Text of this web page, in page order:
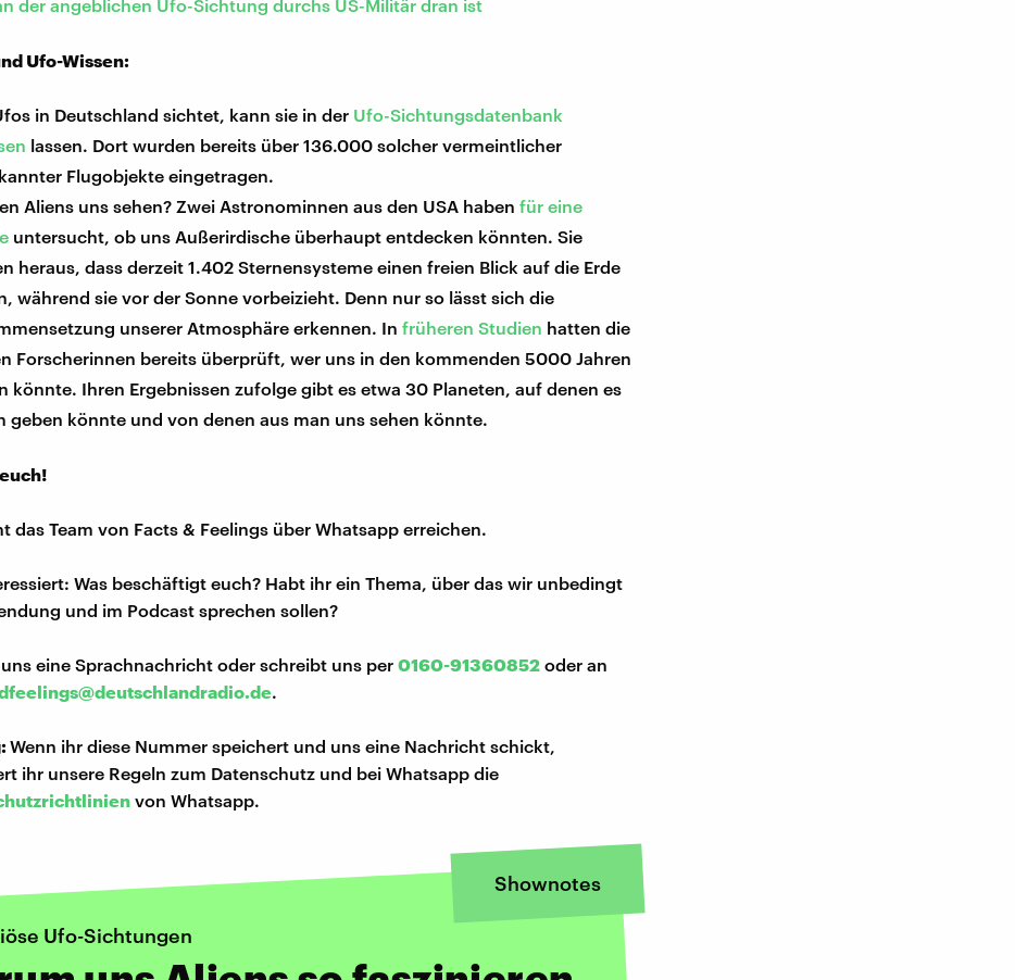
der angeblichen Ufo-Sichtung durchs US-Militär dran ist
Ufo-Wissen:
in Deutschland sichtet, kann sie in der Ufo-Sichtungsdatenbank
lassen. Dort wurden bereits über 136.000 solcher vermeintlicher
Flugobjekte eingetragen.
Aliens uns sehen? Zwei Astronominnen aus den USA habenfür eine
untersucht, ob uns Außerirdische überhaupt entdecken könnten. Sie
heraus, dass derzeit 1.402 Sternensysteme einen freien Blick auf die Erde
während sie vor der Sonne vorbeizieht. Denn nur so lässt sich die
unserer Atmosphäre erkennen. Infrüheren Studien hatten die
Forscherinnen bereits überprüft, wer uns in den kommenden 5000 Jahren
könnte. Ihren Ergebnissen zufolge gibt es etwa 30 Planeten, auf denen es
geben könnte und von denen aus man uns sehen könnte.
das Team von Facts & Feelings über Whatsapp erreichen.
Was beschäftigt euch? Habt ihr ein Thema, über das wir unbedingt
und im Podcast sprechen sollen?
eine Sprachnachricht oder schreibt uns per 0160-91360852 oder an
.
Wenn ihr diese Nummer speichert und uns eine Nachricht schickt,
ihr unsere Regeln zum Datenschutz und bei Whatsapp die
von Whatsapp.
Shownotes
Ufo-Sichtungen